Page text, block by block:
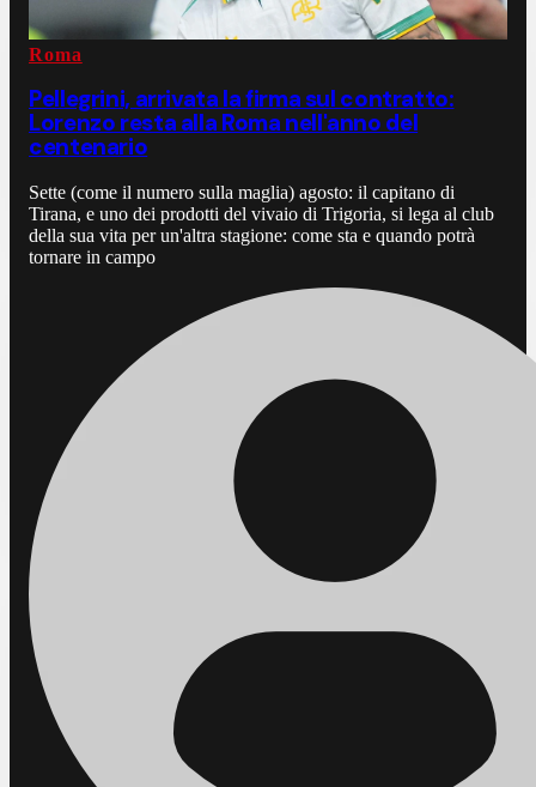
Roma
Pellegrini, arrivata la firma sul contratto:
Lorenzo resta alla Roma nell'anno del
centenario
Sette (come il numero sulla maglia) agosto: il capitano di
Tirana, e uno dei prodotti del vivaio di Trigoria, si lega al club
della sua vita per un'altra stagione: come sta e quando potrà
tornare in campo